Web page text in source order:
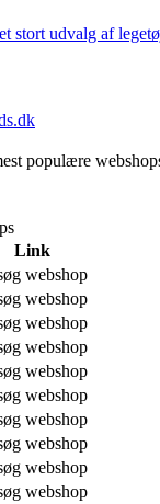
stort udvalg af
populære
Link
webshop
webshop
webshop
webshop
webshop
webshop
webshop
webshop
webshop
webshop